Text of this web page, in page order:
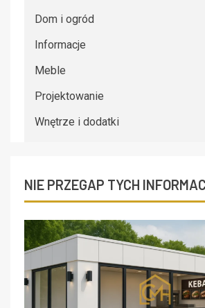
Dom i ogród
Informacje
Meble
Projektowanie
Wnętrze i dodatki
NIE PRZEGAP TYCH